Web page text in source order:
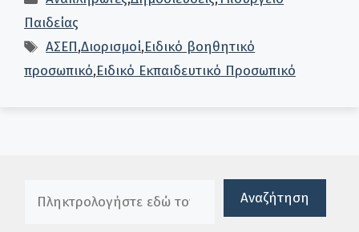
Παιδείας
Ετικέτες
ΑΣΕΠ,Διορισμοί,Ειδικό βοηθητικό
προσωπικό,Ειδικό Εκπαιδευτικό Προσωπικό
Αναζήτηση